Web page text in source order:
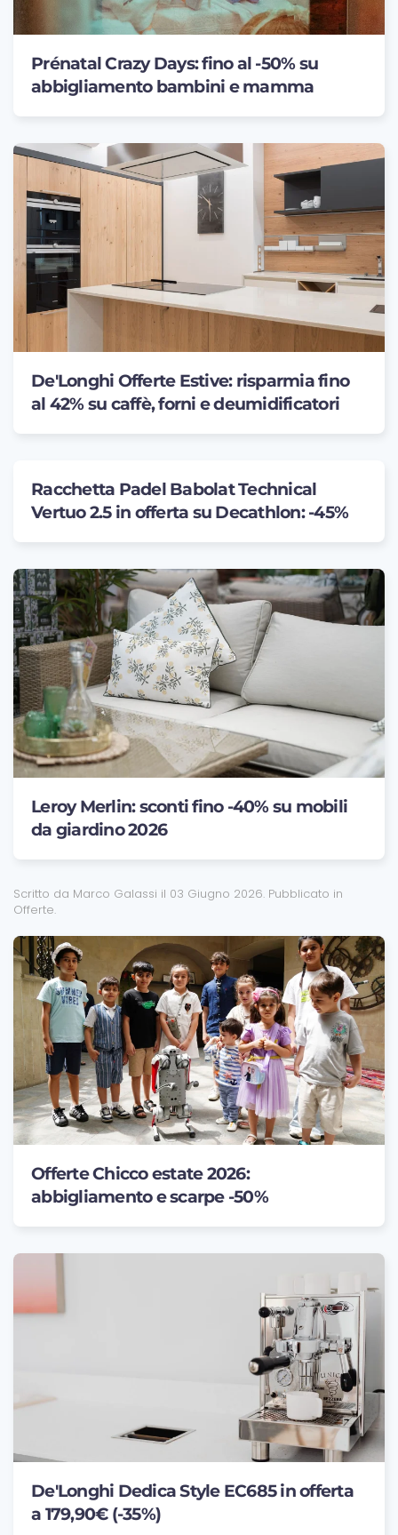
Prénatal Crazy Days: fino al -50% su
abbigliamento bambini e mamma
De'Longhi Offerte Estive: risparmia fino
al 42% su caffè, forni e deumidificatori
Racchetta Padel Babolat Technical
Vertuo 2.5 in offerta su Decathlon: -45%
Leroy Merlin: sconti fino -40% su mobili
da giardino 2026
Scritto da Marco Galassi il 03 Giugno 2026. Pubblicato in
Offerte.
Offerte Chicco estate 2026:
abbigliamento e scarpe -50%
De'Longhi Dedica Style EC685 in offerta
a 179,90€ (-35%)